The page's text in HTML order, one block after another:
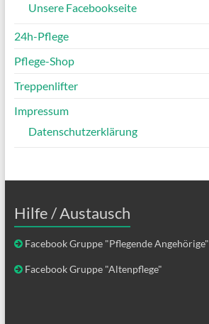
Unsere Facebookseite
24h-Pflege
Pflege-Shop
Treppenlifter
Impressum
Datenschutzerklärung
Hilfe / Austausch
Facebook Gruppe "Pflegende Angehörige"
Facebook Gruppe "Altenpflege"